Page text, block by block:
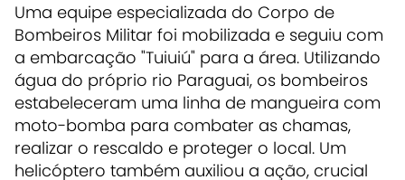
Uma equipe especializada do Corpo de
Bombeiros Militar foi mobilizada e seguiu com
a embarcação "Tuiuiú" para a área. Utilizando
água do próprio rio Paraguai, os bombeiros
estabeleceram uma linha de mangueira com
moto-bomba para combater as chamas,
realizar o rescaldo e proteger o local. Um
helicóptero também auxiliou a ação, crucial